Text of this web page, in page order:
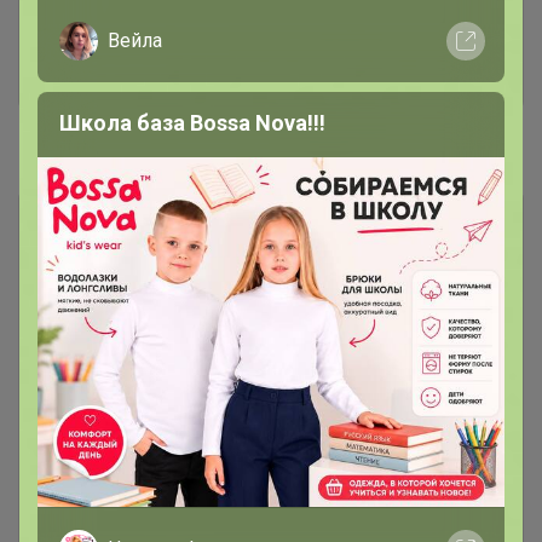
Кофе в капсулах и дрип-пакетах
В НАЛИЧИИ И ПОД ЗАКАЗ -
Дрипы доступны к заказу!
#1. Свежеобжаренный кофе
Кофе в наличии у организатора в
Красноярске! Без ожидания!
Если в заказе позиция из этого
каталога она выдается сразу!
Если нужно заказ отправить
вместе с позициями под заказ -
напишите комментарий к заказу
"отправить все вместе"
Если вы заказали из этого каталога, то в счет
включается сразу и идет в ближайший развоз.
Если хотите, чтобы заказ пришел вместе с
позициями под заказ (не делить) то подпишите
27
Вейла
Школа база Bossa Nova!!!